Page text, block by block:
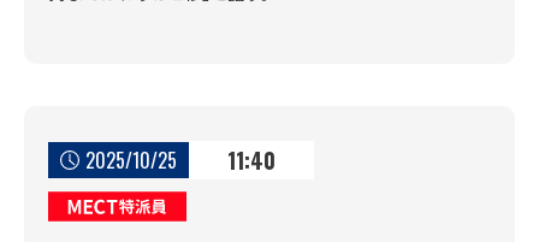
2025/10/25 11:40
MECT特派員